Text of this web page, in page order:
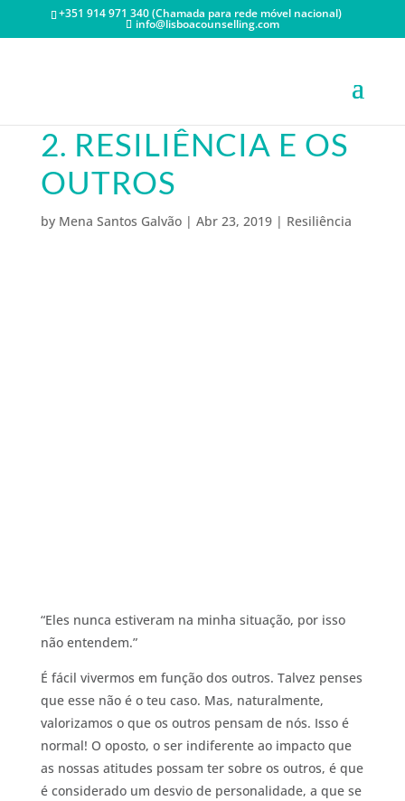
+351 914 971 340 (Chamada para rede móvel nacional)
info@lisboacounselling.com
2. RESILIÊNCIA E OS
OUTROS
by Mena Santos Galvão| Abr 23, 2019| Resiliência
“Eles nunca estiveram na minha situação, por isso
não entendem.”
É fácil vivermos em função dos outros. Talvez penses
que esse não é o teu caso. Mas, naturalmente,
valorizamos o que os outros pensam de nós. Isso é
normal! O oposto, o ser indiferente ao impacto que
as nossas atitudes possam ter sobre os outros, é que
é considerado um desvio de personalidade, a que se